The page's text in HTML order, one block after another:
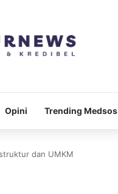
Opini Trending Medsos
dan UMKM